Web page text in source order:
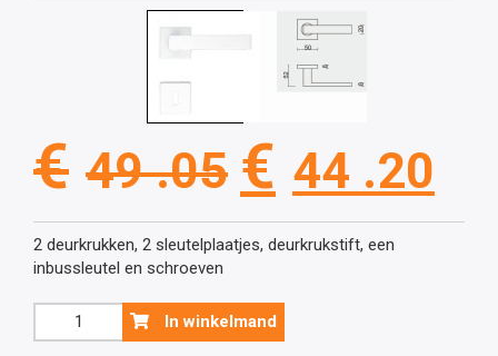
€ 49 .05
prijs
was:
€ 44 .20
2 deurkrukken, 2 sleutelplaatjes, deurkrukstift, een
inbussleutel en schroeven
deurklink
In winkelmand